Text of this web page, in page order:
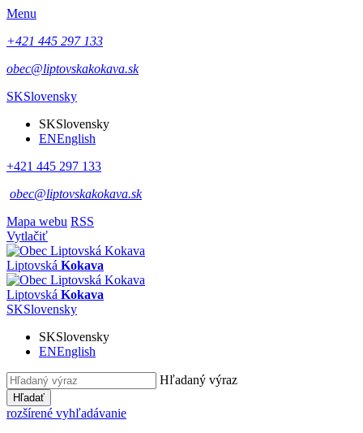
Menu
+421 445 297 133
obec@liptovskakokava.sk
SKSlovensky
SKSlovensky
ENEnglish
+421 445 297 133
obec@liptovskakokava.sk
Mapa webu RSS
Vytlačiť
Liptovská Kokava
Liptovská Kokava
SKSlovensky
SKSlovensky
ENEnglish
Hľadaný výraz
Hľadať
rozšírené vyhľadávanie